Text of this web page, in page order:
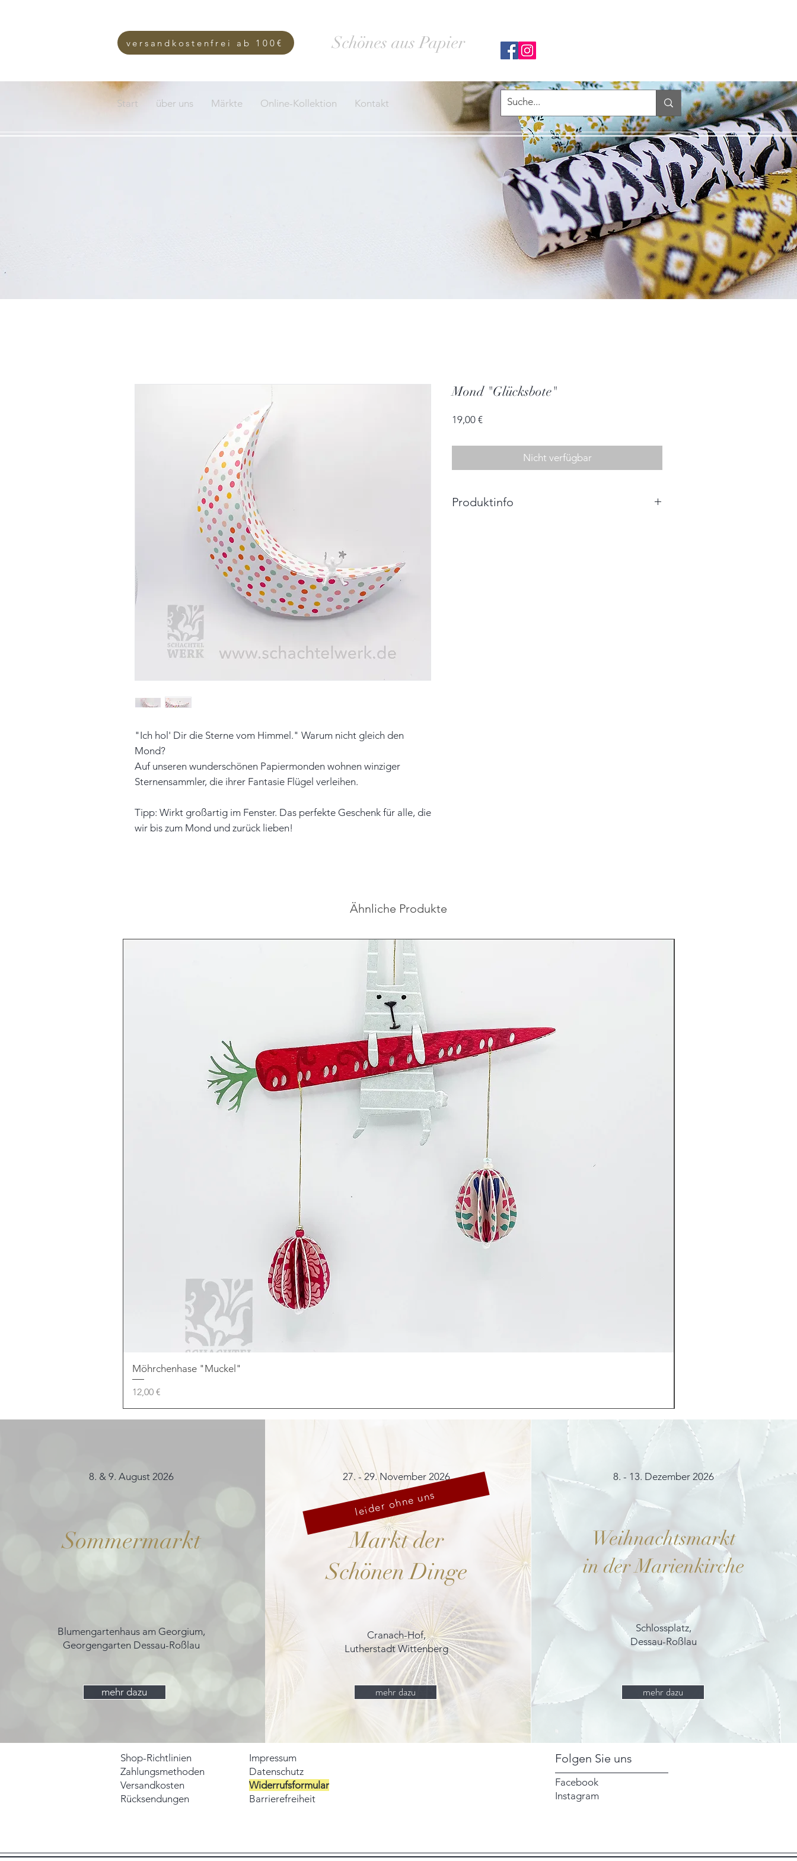
Schönes aus Papier
Start über uns Märkte Online-Kollektion Kontakt
versandkostenfrei ab 100€
"Ich hol' Dir die Sterne vom Himmel." Warum nicht gleich den
Mond?
Auf unseren wunderschönen Papiermonden wohnen winziger
Sternensammler, die ihrer Fantasie Flügel verleihen.
Tipp: Wirkt großartig im Fenster. Das perfekte Geschenk für alle, die
wir bis zum Mond und zurück lieben!
Mond "Glücksbote"
19,00 €Preis
Nicht verfügbar
Produktinfo
Ähnliche Produkte
Möhrchenhase "Muckel"
Preis
12,00 €
8. & 9. August 2026
Sommermarkt
Blumengartenhaus am Georgium,
Georgengarten Dessau-Roßlau
mehr dazu
27. - 29. November 2026
Markt der
Schönen Dinge
Cranach-Hof,
Lutherstadt Wittenberg
leider ohne uns
mehr dazu
8. - 13. Dezember 2026
Weihnachtsmarkt
in der Marienkirche
Schlossplatz,
Dessau-Roßlau
mehr dazu
Shop-Richtlinien
Zahlungsmethoden
Versandkosten
Rücksendungen
Impressum
Datenschutz
Widerrufsformular
Barrierefreiheit
Folgen Sie uns
Facebook
Instagram